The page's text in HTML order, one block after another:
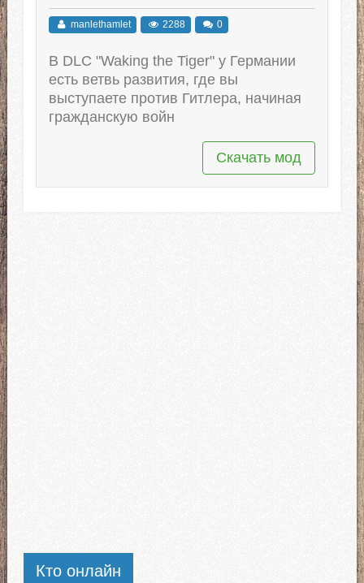
manlethamlet 2288 0
В DLC "Waking the Tiger" у Германии
есть ветвь развития, где вы
выступаете против Гитлера, начиная
гражданскую войн
Скачать мод
Кто онлайн